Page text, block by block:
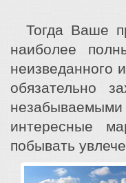
Тогда Ваше
наиболее
неизведанного
обязательно
интересные
побывать